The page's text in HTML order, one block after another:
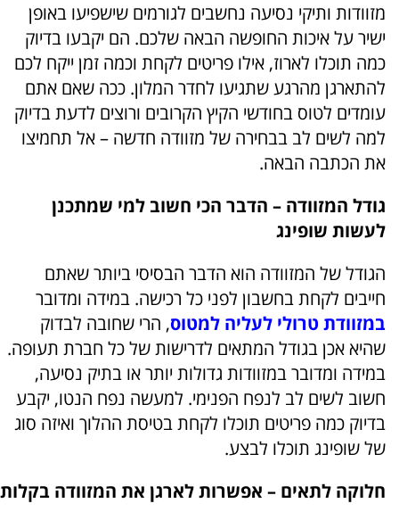
מזוודות ותיקי נסיעה נחשבים לגורמים שישפיעו באופן
ישיר על איכות החופשה הבאה שלכם. הם יקבעו בדיוק
כמה תוכלו לארוז, אילו פריטים לקחת וכמה זמן ייקח לכם
להתארגן מהרגע שתגיעו לחדר המלון. ככה שאם אתם
עומדים לטוס בחודשי הקיץ הקרובים ורוצים לדעת בדיוק
למה לשים לב בבחירה של מזוודה חדשה – אל תחמיצו
את הכתבה הבאה.
גודל המזוודה – הדבר הכי חשוב למי שמתכנן
לעשות שופינג
הגודל של המזוודה הוא הדבר הבסיסי ביותר שאתם
חייבים לקחת בחשבון לפני כל רכישה. במידה ומדובר
במזוודת טרולי לעליה למטוס, הרי שחובה לבדוק
שהיא אכן בגודל המתאים לדרישות של כל חברת תעופה.
במידה ומדובר במזוודות גדולות יותר או בתיק נסיעה,
חשוב לשים לב לנפח הפנימי. למעשה נפח הנטו, יקבע
בדיוק כמה פריטים תוכלו לקחת בטיסת ההלוך ואיזה סוג
של שופינג תוכלו לבצע.
חלוקה לתאים – אפשרות לארגן את המזוודה בקלות